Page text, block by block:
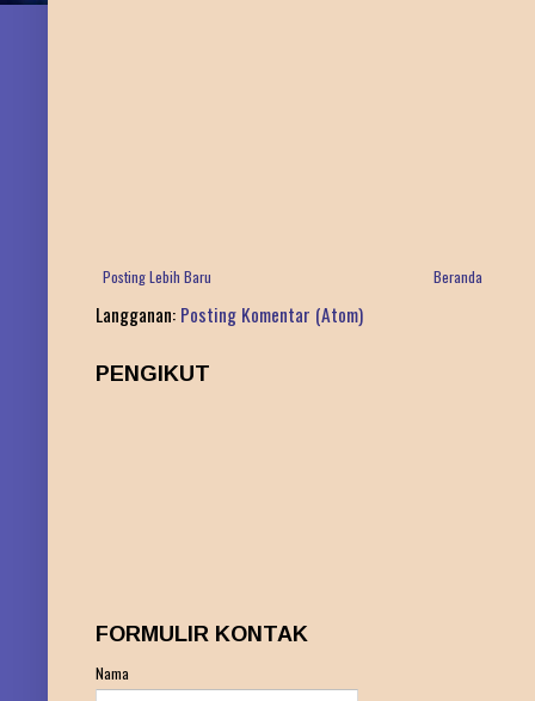
Posting Lebih Baru Beranda
Langganan: Posting Komentar (Atom)
PENGIKUT
FORMULIR KONTAK
Nama